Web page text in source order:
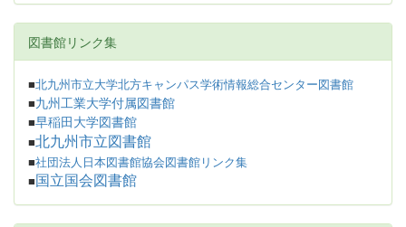
図書館リンク集
■北九州市立大学北方キャンパス学術情報総合センター図書館
■九州工業大学付属図書館
■早稲田大学図書館
■北九州市立図書館
■社団法人日本図書館協会図書館リンク集
■ 国立国会図書館